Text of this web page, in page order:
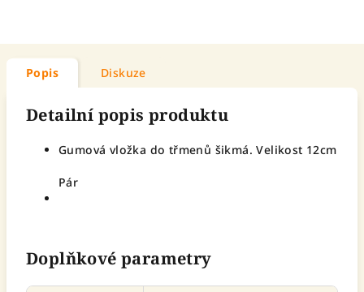
Popis Diskuze
Detailní popis produktu
Gumová vložka do třmenů šikmá. Velikost 12cm
Pár
Doplňkové parametry